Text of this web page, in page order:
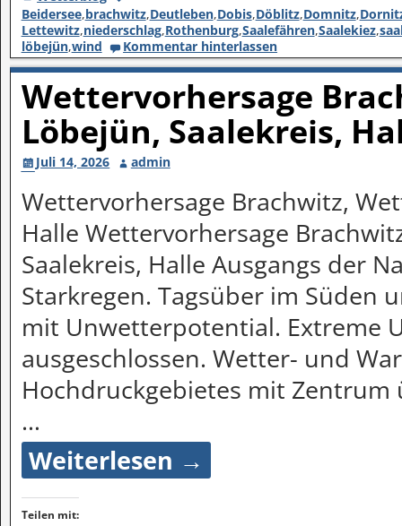
Beidersee,brachwitz,Deutleben,Dobis,Döblitz,Domnitz,
Lettewitz,niederschlag,Rothenburg,Saalefähren,Saalekiez,
löbejün,wind Kommentar hinterlassen
Wettervorhersage
Löbejün, Saalekreis,
Juli 14, 2026 admin
Wettervorhersage Brachwitz,
Halle Wettervorhersage
Saalekreis, Halle Ausgangs der
Starkregen. Tagsüber im Süden
mit Unwetterpotential. Extreme
ausgeschlossen. Wetter- und
Hochdruckgebietes mit
…
Weiterlesen →
Teilen mit: